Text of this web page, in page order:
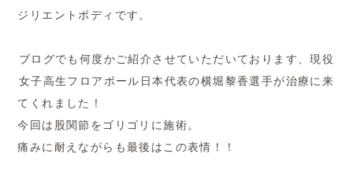
ジリエントボディです。
ブログでも何度かご紹介させていただいております、現役
女子高生フロアボール日本代表の横堀黎香選手が治療に来
てくれました！
今回は股関節をゴリゴリに施術。
痛みに耐えながらも最後はこの表情！！